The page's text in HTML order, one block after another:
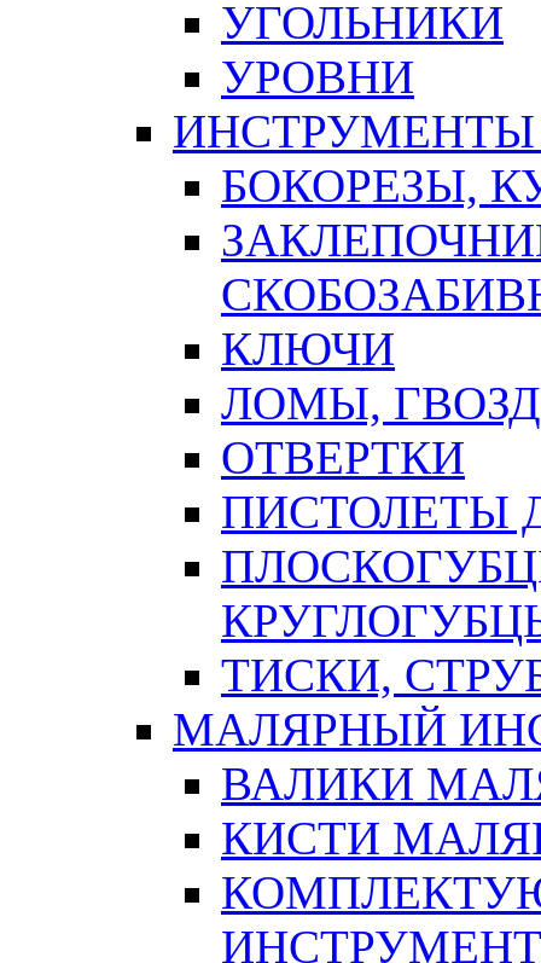
УГОЛЬНИКИ
УРОВНИ
БОКОРЕЗЫ,
КЛЮЧИ
ЛОМЫ,
ОТВЕРТКИ
ПИСТОЛЕТЫ
ТИСКИ,
МАЛЯРНЫЙ
ВАЛИКИ
КИСТИ